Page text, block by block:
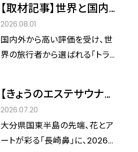
【取材記事】世界と国内の
旅人を魅了し続ける理由
――「ハイアット リージェンシ
ー 瀬良垣アイランド 沖
と”の贅沢なウェルネス滞
在
2026.08.01
国内外から高い評価を受け、世
界の旅行者から選ばれる「トラベ
ートに基づくJTB「2025年度サー
ビス最優秀旅館・ホテル」沖縄エ
リアの優秀賞（大規模施設部門）
のダブル受賞を果たした「ハイア
【きょうのエステサウナ旅
VOL.17】岬の特等席で、自
然の時に浸る。大分・長崎
鼻『長崎鼻ヴィラリゾー
2026.07.20
大分県国東半島の先端、花とア
ートが彩る「長崎鼻」に、2026年